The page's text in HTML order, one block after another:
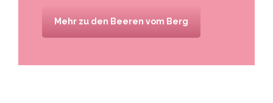
Mehr zu den Beeren vom Berg